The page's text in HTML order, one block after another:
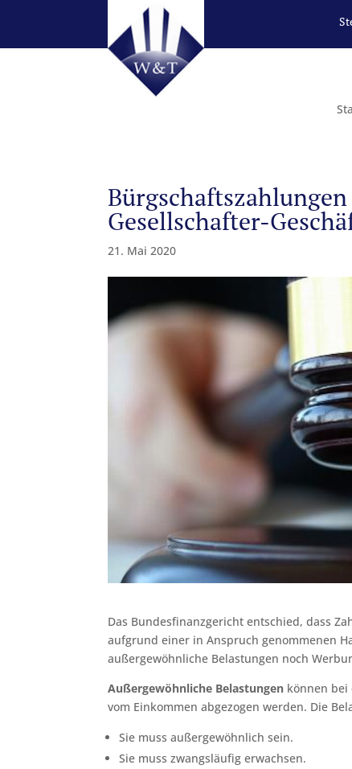
Gesellschafter-
21. Mai 2020
Das Bundesfinanzgericht entschied, dass
aufgrund einer in Anspruch genommenen
außergewöhnliche Belastungen noch
Außergewöhnliche Belastungen können bei
vom Einkommen abgezogen werden. Die
Sie muss außergewöhnlich sein.
Sie muss zwangsläufig erwachsen.